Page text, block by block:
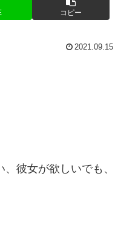
コピー
2021.09.15
彼女が欲しいでも、